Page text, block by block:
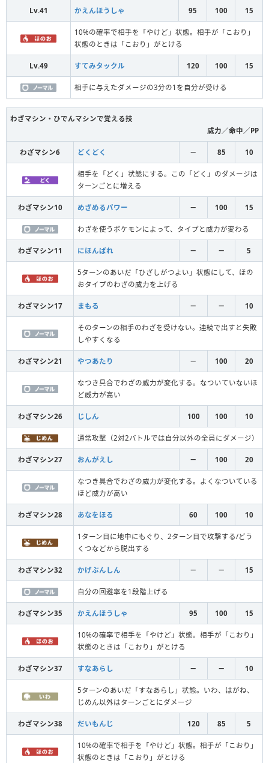
Lv.41 かえんほうしゃ 95 100 15
10%の確率で相手を「やけど」状態。相手が「こおり」
状態のときは「こおり」がとける
Lv.49 すてみタックル 120 100 15
相手に与えたダメージの3分の1を自分が受ける
わざマシン・ひでんマシンで覚える技
威力／命中／PP
わざマシン6 どくどく － 85 10
相手を「どく」状態にする。この「どく」のダメージは
ターンごとに増える
わざマシン10 めざめるパワー － 100 15
わざを使うポケモンによって、タイプと威力が変わる
わざマシン11 にほんばれ － － 5
5ターンのあいだ「ひざしがつよい」状態にして、ほの
おタイプのわざの威力を上げる
わざマシン17 まもる － － 10
そのターンの相手のわざを受けない。連続で出すと失敗
しやすくなる
わざマシン21 やつあたり － 100 20
なつき具合でわざの威力が変化する。なついていないほ
ど威力が高い
わざマシン26 じしん 100 100 10
通常攻撃（2対2バトルでは自分以外の全員にダメージ）
わざマシン27 おんがえし － 100 20
なつき具合でわざの威力が変化する。よくなついている
ほど威力が高い
わざマシン28 あなをほる 60 100 10
1ターン目に地中にもぐり、2ターン目で攻撃する/どう
くつなどから脱出する
わざマシン32 かげぶんしん － － 15
自分の回避率を1段階上げる
わざマシン35 かえんほうしゃ 95 100 15
10%の確率で相手を「やけど」状態。相手が「こおり」
状態のときは「こおり」がとける
わざマシン37 すなあらし － － 10
5ターンのあいだ「すなあらし」状態。いわ、はがね、
じめん以外はターンごとにダメージ
わざマシン38 だいもんじ 120 85 5
10%の確率で相手を「やけど」状態。相手が「こおり」
状態のときは「こおり」がとける